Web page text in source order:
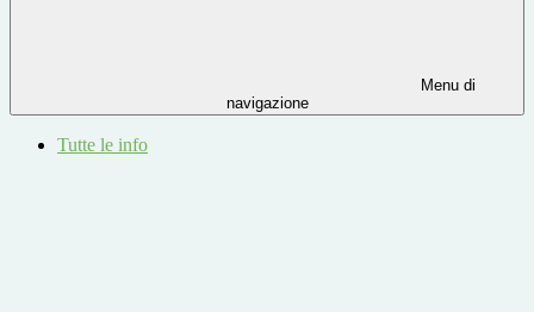
Menu di
navigazione
Tutte le info